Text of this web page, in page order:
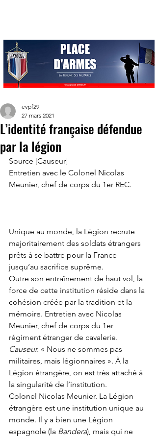
L’identité française défendue
par la légion
evpf29
27 mars 2021
Source [Causeur]
Entretien avec le Colonel Nicolas
Meunier, chef de corps du 1er REC.
Unique au monde, la Légion recrute
majoritairement des soldats étrangers
prêts à se battre pour la France
jusqu’au sacrifice suprême.
Outre son entraînement de haut vol, la
force de cette institution réside dans la
cohésion créée par la tradition et la
mémoire. Entretien avec Nicolas
Meunier, chef de corps du 1er
régiment étranger de cavalerie.
Causeur. « Nous ne sommes pas
militaires, mais légionnaires ». À la
Légion étrangère, on est très attaché à
la singularité de l’institution.
Colonel Nicolas Meunier. La Légion
étrangère est une institution unique au
monde. Il y a bien une Légion
espagnole (la Bandera), mais qui ne